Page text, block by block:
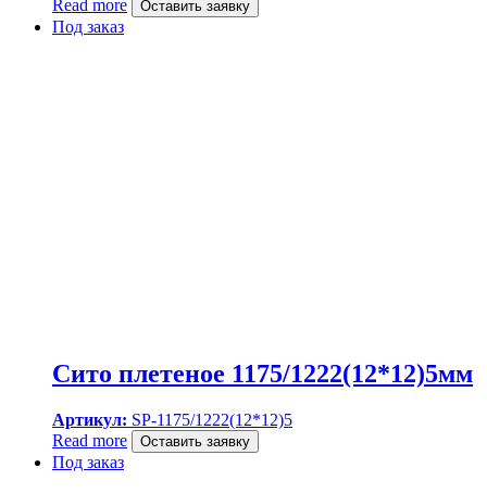
Read more Оставить заявку
Под заказ
Сито плетеное 1175/1222(12*12)5мм
Артикул: SP-1175/1222(12*12)5
Read more
Оставить заявку
Под заказ